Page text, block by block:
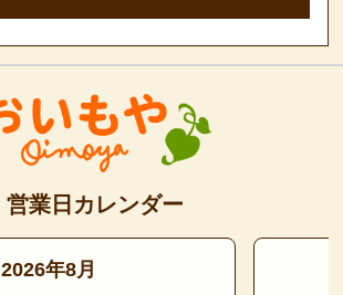
営業日カレンダー
2026年8月